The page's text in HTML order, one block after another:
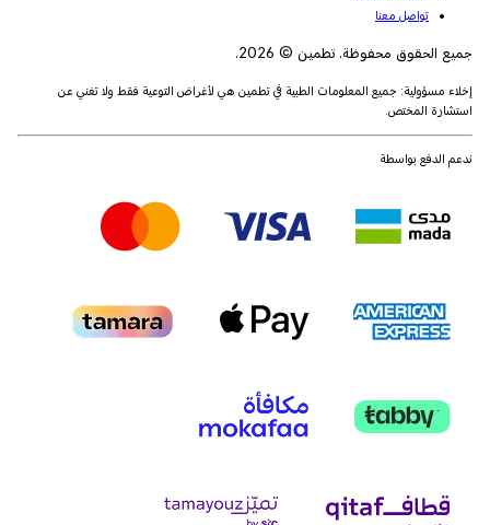
تواصل معنا
جميع الحقوق محفوظة. تطمين © 2026.
إخلاء مسؤولية: جميع المعلومات الطبية في تطمين هي لأغراض التوعية فقط ولا تغني عن
استشارة المختص.
ندعم الدفع بواسطة